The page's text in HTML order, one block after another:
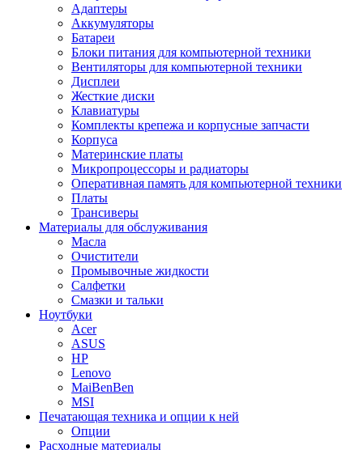
Адаптеры
Аккумуляторы
Батареи
Блоки питания для компьютерной техники
Вентиляторы для компьютерной техники
Дисплеи
Жесткие диски
Клавиатуры
Комплекты крепежа и корпусные запчасти
Корпуса
Материнские платы
Микропроцессоры и радиаторы
Оперативная память для компьютерной техники
Платы
Трансиверы
Материалы для обслуживания
Масла
Очистители
Промывочные жидкости
Салфетки
Смазки и тальки
Ноутбуки
Acer
ASUS
HP
Lenovo
MaiBenBen
MSI
Печатающая техника и опции к ней
Опции
Расходные материалы